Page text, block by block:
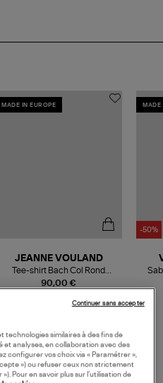
MADE IN EUROPE
90,00 €
JEANNE VOULAND
Tee-shirt Bach Col Rond
Lyocell Blanc
MADE
-50%
technologies similaires à des fins de
analyses, en collaboration avec des
configurer vos choix via « Paramétrer »,
») ou refuser ceux non strictement
Pour en savoir plus sur l’utilisation de
Continuer sans accepter